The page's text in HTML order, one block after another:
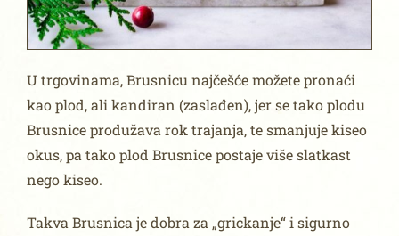
U trgovinama, Brusnicu najčešće možete pronaći
kao plod, ali kandiran (zaslađen), jer se tako plodu
Brusnice produžava rok trajanja, te smanjuje kiseo
okus, pa tako plod Brusnice postaje više slatkast
nego kiseo.
Takva Brusnica je dobra za „grickanje“ i sigurno